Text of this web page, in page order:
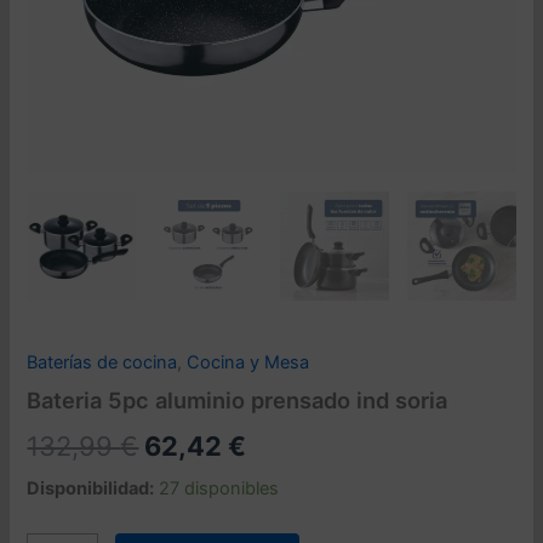
Baterías de cocina, Cocina y Mesa
Bateria 5pc aluminio prensado ind soria
132,99€ El
precio
original
62,42 €
precio
actual
Disponibilidad: 27 disponibles